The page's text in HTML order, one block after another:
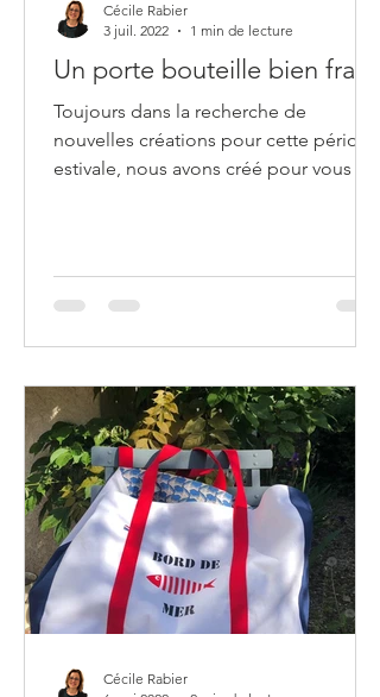
Un porte bouteille bien frais
Toujours dans la recherche de
nouvelles créations pour cette période
estivale, nous avons créé pour vous un
Cécile Rabier
3 juil. 2022
1 min de lecture
Cécile Rabier